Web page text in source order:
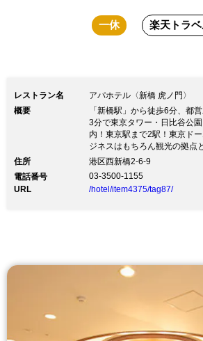
一休 楽天トラ
レストラン名
アパホテル〈新橋 虎ノ門〉
概要
「新橋駅」から徒歩6分、都
3分で東京タワー・日比谷公
内！東京駅まで2駅！東京ド
ジネスはもちろん観光の拠点
住所
港区西新橋2-6-9
電話番号
03-3500-1155
URL
/hotel/item4375/tag87/